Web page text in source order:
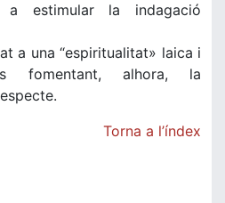
a estimular la indagació
a una “espiritualitat» laica i
fomentant, alhora, la
Torna a l’índex